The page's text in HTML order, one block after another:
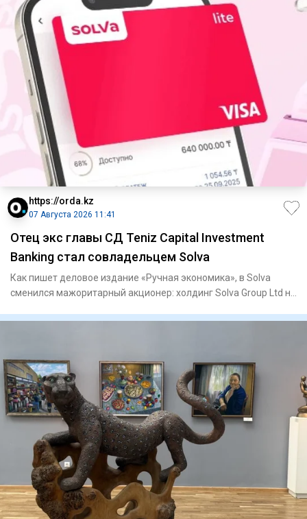
https://orda.kz
07 Августа 2026 11:41
Отец экс главы СД Teniz Capital Investment
Banking стал совладельцем Solva
Как пишет деловое издание «Ручная экономика», в Solva
сменился мажоритарный акционер: холдинг Solva Group Ltd на